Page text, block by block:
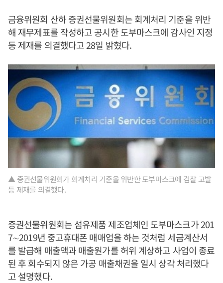
금융위원회 산하 증권선물위원회는 회계처리 기준을 위반
해 재무제표를 작성하고 공시한 도부마스크에 감사인 지정
등 제재를 의결했다고 28일 밝혔다.
▲ 증권선물위원회가 회계처리 기준을 위반한 도부마스크에 검찰 고발
등 제재를 의결했다.
증권선물위원회는 섬유제품 제조업체인 도부마스크가 201
7∼2019년 중고휴대폰 매매업을 하는 것처럼 세금계산서
를 발급해 매출액과 매출원가를 허위 계상하고 사업이 종료
된 후 회수되지 않은 가공 매출채권을 일시 상각 처리했다
고 설명했다.